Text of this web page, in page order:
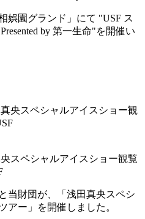
娯園グランド」にて "USF ス
by 第一生命"を開催い
央スペシャルアイスショー観覧
当財団が、「浅田真央スペシ
アー」を開催しました。